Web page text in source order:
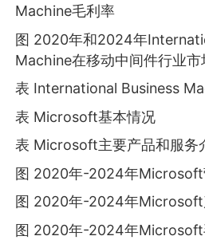
Machine毛利率
图 2020年和2024年
Machine在移动中间件行业市
表 International Business
表 Microsoft基本情况
表 Microsoft主要产品和服务
图 2020年-2024年Microsoft
图 2020年-2024年Microsoft
图 2020年-2024年Microsoft